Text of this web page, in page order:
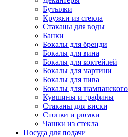
Бутылки
Кружки из стекла
Стаканы для воды
Банки
Бокалы для бренди
Бокалы для вина
Бокалы для коктейлей
Бокалы для мартини
Бокалы для пива
Бокалы для шампанского
Кувшины и графины
Стаканы для виски
Стопки и рюмки
Чашки из стекла
Посуда для подачи